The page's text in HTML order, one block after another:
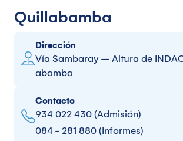
Quillabamba
Dirección
Vía Sambaray – Altura de
abamba
Contacto
934 022 430 (Admisión)
084 - 281 880 (Informes)